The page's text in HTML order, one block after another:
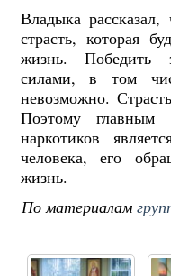
Владыка
страсть, которая
жизнь. Победить
силами, в том
невозможно.
Поэтому главным
наркотиков
человека, его
жизнь.
По материалам